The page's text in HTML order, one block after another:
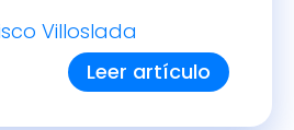
Villoslada
Leer artículo